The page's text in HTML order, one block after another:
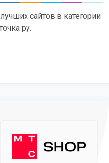
сайтов в категории
ру.